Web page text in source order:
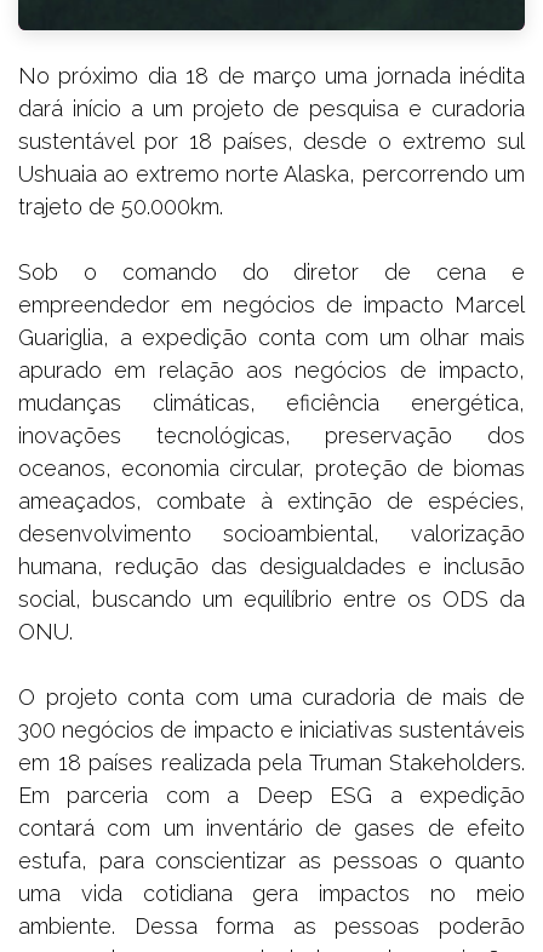
No próximo dia 18 de março uma jornada inédita
dará início a um projeto de pesquisa e curadoria
sustentável por 18 países, desde o extremo sul
Ushuaia ao extremo norte Alaska, percorrendo um
trajeto de 50.000km.
Sob o comando do diretor de cena e
empreendedor em negócios de impacto Marcel
Guariglia, a expedição conta com um olhar mais
apurado em relação aos negócios de impacto,
mudanças climáticas, eficiência energética,
inovações tecnológicas, preservação dos
oceanos, economia circular, proteção de biomas
ameaçados, combate à extinção de espécies,
desenvolvimento socioambiental, valorização
humana, redução das desigualdades e inclusão
social, buscando um equilíbrio entre os ODS da
ONU.
O projeto conta com uma curadoria de mais de
300 negócios de impacto e iniciativas sustentáveis
em 18 países realizada pela Truman Stakeholders.
Em parceria com a Deep ESG a expedição
contará com um inventário de gases de efeito
estufa, para conscientizar as pessoas o quanto
uma vida cotidiana gera impactos no meio
ambiente. Dessa forma as pessoas poderão